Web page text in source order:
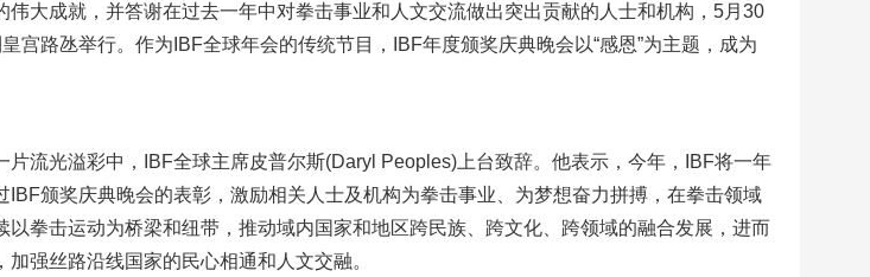
伟大成就，并答谢在过去一年中对拳击事业和人文交流做出突出贡献的人士和机构，5月30
宫路氹举行。作为IBF全球年会的传统节目，IBF年度颁奖庆典晚会以“感恩”为主题，成为
片流光溢彩中，IBF全球主席皮普尔斯(Daryl Peoples)上台致辞。他表示，今年，IBF将一年
颁奖庆典晚会的表彰，激励相关人士及机构为拳击事业、为梦想奋力拼搏，在拳击领域
以拳击运动为桥梁和纽带，推动域内国家和地区跨民族、跨文化、跨领域的融合发展，进而
强丝路沿线国家的民心相通和人文交融。